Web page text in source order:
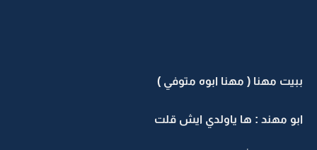
ببيت مهنا ( مهنا ابوه متوفي )
ابو مهند : ها ياولدي ايش قلت